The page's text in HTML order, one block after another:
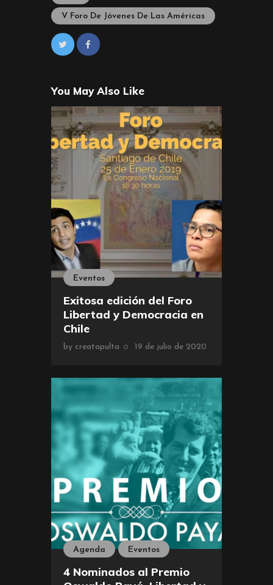
V Foro De Jóvenes De Las Américas
You May Also Like
Eventos
Exitosa edición del Foro
Libertad y Democracia en
Chile
by creatapulta 19 de julio de 2020
Agenda Eventos
4 Nominados al Premio